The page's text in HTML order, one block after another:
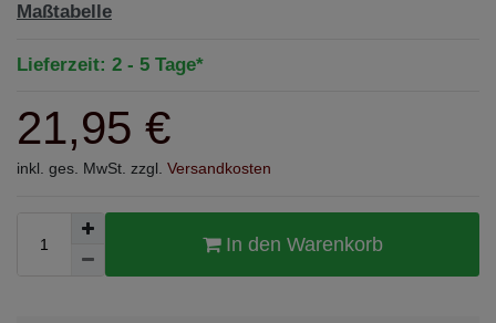
Maßtabelle
Lieferzeit: 2 - 5 Tage*
21,95 €
inkl. ges. MwSt. zzgl. Versandkosten
In den Warenkorb